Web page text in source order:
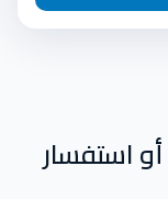
استفسار